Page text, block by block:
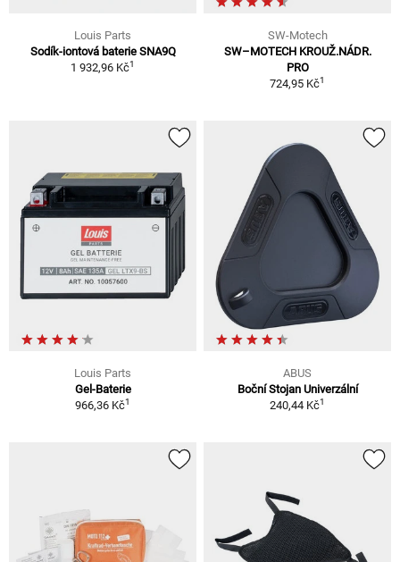
Louis Parts
Sodík-iontová baterie SNA9Q
1 932,96 Kč1
SW-Motech
SW–MOTECH KROUŽ.NÁDR.
PRO
724,95 Kč1
Louis Parts
Gel-Baterie
966,36 Kč1
ABUS
Boční Stojan Univerzální
240,44 Kč1